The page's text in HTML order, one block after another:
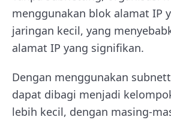
menggunakan blok alamat IP
jaringan kecil, yang
alamat IP yang signifikan.
Dengan menggunakan
dapat dibagi menjadi
lebih kecil, dengan masing-